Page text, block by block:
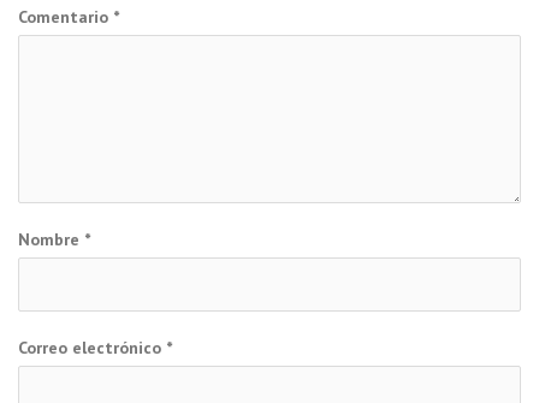
Comentario *
Nombre *
Correo electrónico *